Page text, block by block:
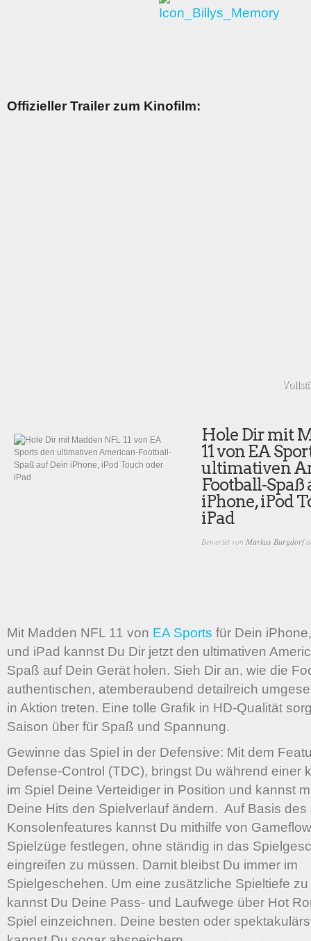
Offizieller Trailer zum Kinofilm:
Hole Dir mit
11 von EA
ultimativen
Football-Spaß
iPhone, iPod
iPad
Bewertet von Markus Burgdorf
Mit Madden NFL 11 von EA Sports für Dein
und iPad kannst Du Dir jetzt den ultimativen
Spaß auf Dein Gerät holen. Sieh Dir an, wie die
authentischen, atemberaubend detailreich
in Aktion treten. Eine tolle Grafik in HD-Qualität
Saison über für Spaß und Spannung.
Gewinne das Spiel in der Defensive: Mit dem
Defense-Control (TDC), bringst Du während einer
im Spiel Deine Verteidiger in Position und kannst
Deine Hits den Spielverlauf ändern. Auf Basis des
Konsolenfeatures kannst Du mithilfe von
Spielzüge festlegen, ohne ständig in das
eingreifen zu müssen. Damit bleibst Du immer im
Spielgeschehen. Um eine zusätzliche Spieltiefe
kannst Du Deine Pass- und Laufwege über Hot
Spiel einzeichnen. Deine besten oder